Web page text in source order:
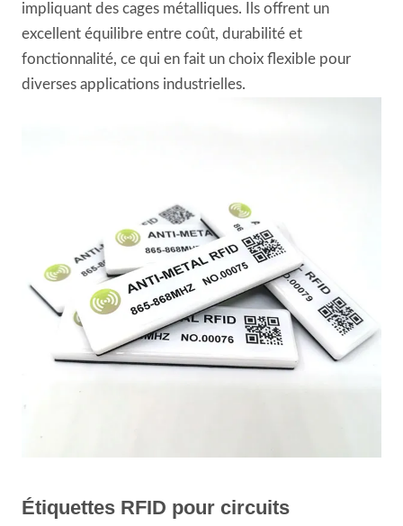
impliquant des cages métalliques. Ils offrent un
excellent équilibre entre coût, durabilité et
fonctionnalité, ce qui en fait un choix flexible pour
diverses applications industrielles.
Étiquettes RFID pour circuits